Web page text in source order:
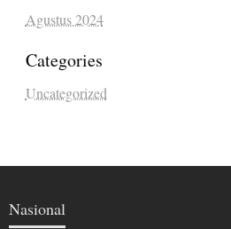
Agustus 2024
Categories
Uncategorized
Nasional